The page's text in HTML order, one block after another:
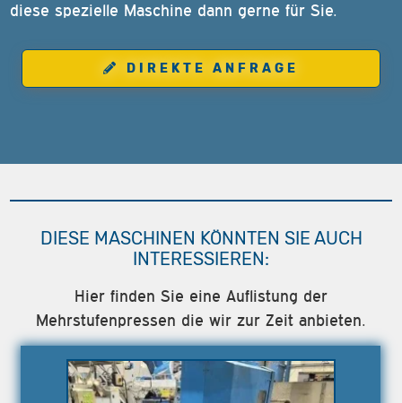
diese spezielle Maschine dann gerne für Sie.
DIREKTE ANFRAGE
DIESE MASCHINEN KÖNNTEN SIE AUCH
INTERESSIEREN:
Hier finden Sie eine Auflistung der
Mehrstufenpressen die wir zur Zeit anbieten.